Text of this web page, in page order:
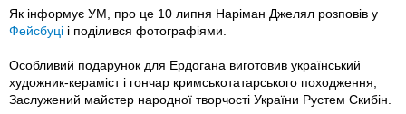
Як інформує УМ, про це 10 липня Наріман Джелял розповів у
Фейсбуці і поділився фотографіями.
Особливий подарунок для Ердогана виготовив український
художник-кераміст і гончар кримськотатарського походження,
Заслужений майстер народної творчості України Рустем Скибін.